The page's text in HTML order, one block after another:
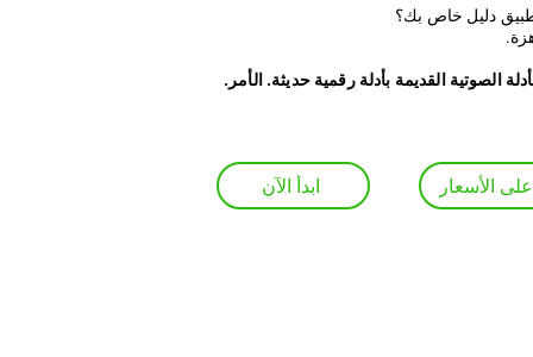
دليل خاص بك؟
.استبدل اللافتات والأدلة الصوتية القديمة بأدلة رقمية حديثة. الأمر
ابدأ الآن الأسعار